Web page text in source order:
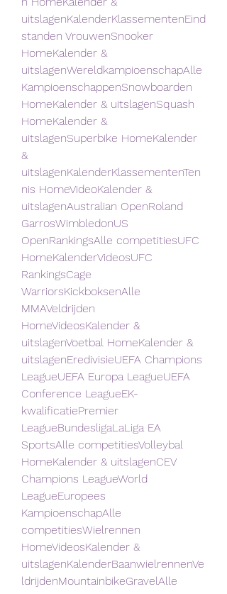
uitslagenKalenderKlassementenEind
standen VrouwenSnooker
HomeKalender &
uitslagenWereldkampioenschapAlle
KampioenschappenSnowboarden
HomeKalender & uitslagenSquash
HomeKalender &
uitslagenSuperbike HomeKalender
&
uitslagenKalenderKlassementenTen
nis HomeVideoKalender &
uitslagenAustralian OpenRoland
GarrosWimbledonUS
OpenRankingsAlle competitiesUFC
HomeKalenderVideosUFC
RankingsCage
WarriorsKickboksenAlle
MMAVeldrijden
HomeVideosKalender &
uitslagenVoetbal HomeKalender &
uitslagenEredivisieUEFA Champions
LeagueUEFA Europa LeagueUEFA
Conference LeagueEK-
kwalificatiePremier
LeagueBundesligaLaLiga EA
SportsAlle competitiesVolleybal
HomeKalender & uitslagenCEV
Champions LeagueWorld
LeagueEuropees
KampioenschapAlle
competitiesWielrennen
HomeVideosKalender &
uitslagenKalenderBaanwielrennenVe
ldrijdenMountainbikeGravelAlle